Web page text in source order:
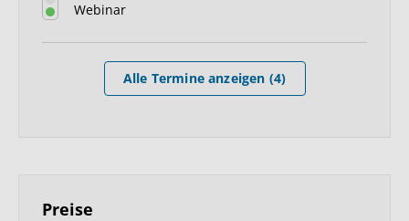
Webinar
Alle Termine anzeigen (4)
Preise